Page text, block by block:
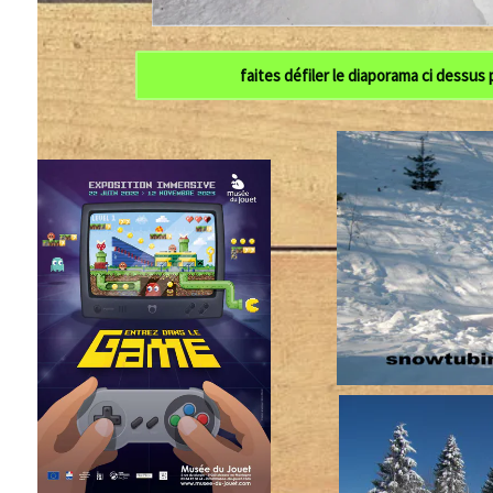
faites défiler le diaporama ci dessus pour